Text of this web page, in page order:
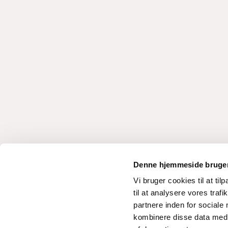
Denne hjemmeside
Vi bruger cookies til at
til at analysere vores
partnere inden for sociale
kombinere disse data
1825X0001 a-c I